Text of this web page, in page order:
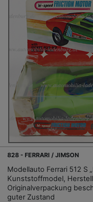
828 - FERRARI / JIMSON
Modellauto Ferrari 512 S
Kunststoffmodel,
Originalverpackung
guter Zustand